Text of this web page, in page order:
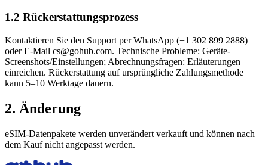
1.2 Rückerstattungsprozess
Kontaktieren Sie den Support per WhatsApp (+1 302 899 2888)
oder E-Mail cs@gohub.com. Technische Probleme: Geräte-
Screenshots/Einstellungen; Abrechnungsfragen: Erläuterungen
einreichen. Rückerstattung auf ursprüngliche Zahlungsmethode
kann 5–10 Werktage dauern.
2. Änderung
eSIM-Datenpakete werden unverändert verkauft und können nach
dem Kauf nicht angepasst werden.